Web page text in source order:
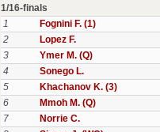
1/16-finals
1
Fognini F. (1)
2
Lopez F.
3
Ymer M. (Q)
4
Sonego L.
5
Khachanov K. (3)
6
Mmoh M. (Q)
7
Norrie C.